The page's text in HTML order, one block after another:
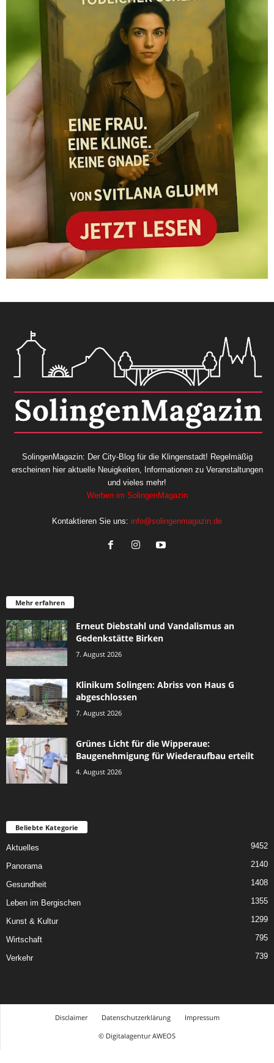
SolingenMagazin: Der City-Blog für die Klingenstadt! Regelmäßig
erscheinen hier aktuelle Neuigkeiten, Informationen zu Veranstaltungen
und vieles mehr!
Werben im SolingenMagazin
Kontaktieren Sie uns: info@solingenmagazin.de
Mehr erfahren
Erneut Diebstahl und Vandalismus an
Gedenkstätte Birken
7. August 2026
Klinikum Solingen: Abriss von Haus G
abgeschlossen
7. August 2026
Grünes Licht für die Wipperaue:
Baugenehmigung für Wiederaufbau erteilt
4. August 2026
Beliebte Kategorie
Aktuelles 9452
Panorama 2140
Gesundheit 1408
Leben im Bergischen 1355
Kunst & Kultur 1299
Wirtschaft 795
Verkehr 739
Disclaimer Datenschutzerklärung
Impressum
© Digitalagentur AWEOS